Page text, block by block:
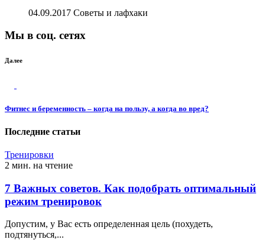
04.09.2017 Советы и лафхаки
Мы в соц. сетях
Далее
Фитнес и беременность – когда на пользу, а когда во вред?
Последние статьи
Тренировки
2 мин. на чтение
7 Важных советов. Как подобрать оптимальный
режим тренировок
Допустим, у Вас есть определенная цель (похудеть,
подтянуться,...